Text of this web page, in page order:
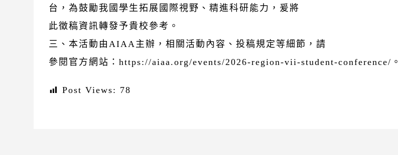
台，為鼓勵我國學生拓展國際視野、精進科研能力，爰將
此徵稿資訊轉發予貴校參考。
三、本活動由AIAA主辦，相關活動內容、投稿規定等細節，請
參閱官方網站：https://aiaa.org/events/2026-region-vii-student-conference/。
Post Views: 78